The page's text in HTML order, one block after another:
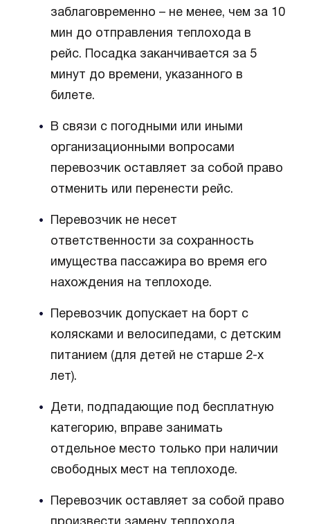
заблаговременно – не менее, чем за 10
мин до отправления теплохода в
рейс. Посадка заканчивается за 5
минут до времени, указанного в
билете.
В связи с погодными или иными
организационными вопросами
перевозчик оставляет за собой право
отменить или перенести рейс.
Перевозчик не несет
ответственности за сохранность
имущества пассажира во время его
нахождения на теплоходе.
Перевозчик допускает на борт с
колясками и велосипедами, с детским
питанием (для детей не старше 2-х
лет).
Дети, подпадающие под бесплатную
категорию, вправе занимать
отдельное место только при наличии
свободных мест на теплоходе.
Перевозчик оставляет за собой право